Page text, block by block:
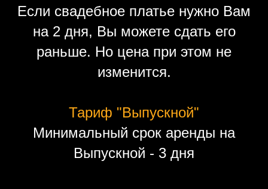
Если свадебное платье нужно Вам
на 2 дня, Вы можете сдать его
раньше. Но цена при этом не
изменится.
Тариф "Выпускной"
Минимальный срок аренды на
Выпускной - 3 дня